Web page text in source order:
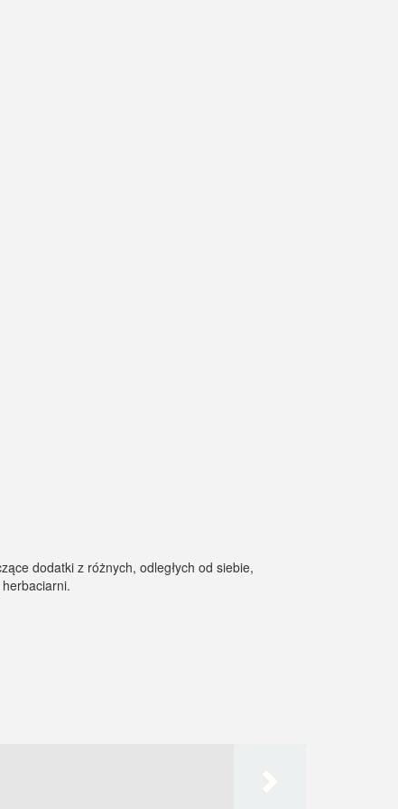
dodatki z różnych, odległych od siebie,